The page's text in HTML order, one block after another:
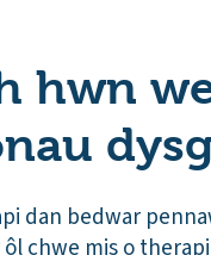
hwn
dan bedwar